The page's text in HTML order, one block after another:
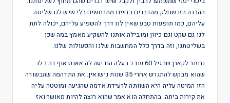
ההבנה הזו שחלק מהדברים בחיינו מתרחשים בלי שיש לנו שליטה
עליהם, כמו תופעות טבע שאין לנו דרך להשפיע עליהם, יכולה לתת
לנו גם שקט וגם כיוון ומובילה אותנו להשקיע מאמץ במה שכן
בשליטתנו, וזה בדרך כלל המחשבות שלנו והפעולות שלנו.
נחזור לקארן שבגיל 60 עודד בעלה הודיעה לה אאוט אוף דה בלו
שהוא מבקש להתגרש אחרי 35 שנות נישואין. את התדהמה שהבשורה
הזו המיטה עליה היא השוותה לרעידת אדמה שהגיעה ומוטטה עליה
את קירות ביתה. בהתחלה הוא אמר שהוא רוצה להיות מאושר ואז